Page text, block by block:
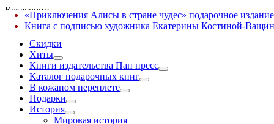
Категории
Скидки
Хиты
Книги издательства Пан пресс
Каталог подарочных книг
В кожаном переплете
Подарки
История
Мировая история
«Приключения Алисы в стране чудес» подарочное издание
Книга с подписью художника Екатерины Костиной-